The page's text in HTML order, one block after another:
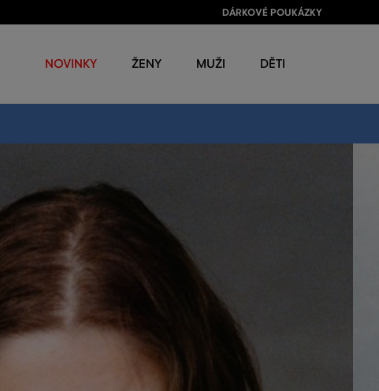
DÁRKOVÉ POUKÁZKY
NOVINKY ŽENY MUŽI DĚTI